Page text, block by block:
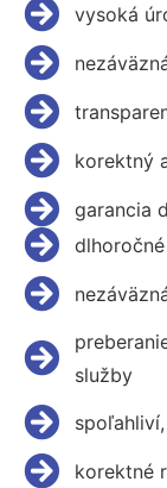
vysoká
korektný
garancia
služby
korektné